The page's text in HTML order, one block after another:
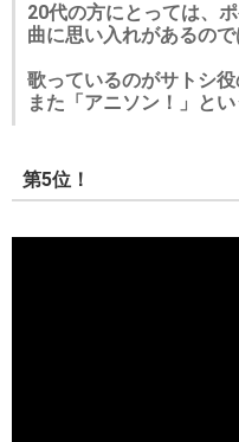
20代の方にとっては、
曲に思い入れがあるので
歌っているのがサトシ
また「アニソン！」と
第5位！